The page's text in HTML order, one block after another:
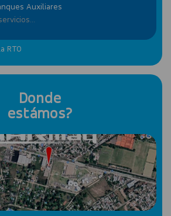
Auxiliares
RTO
Donde
estámos?